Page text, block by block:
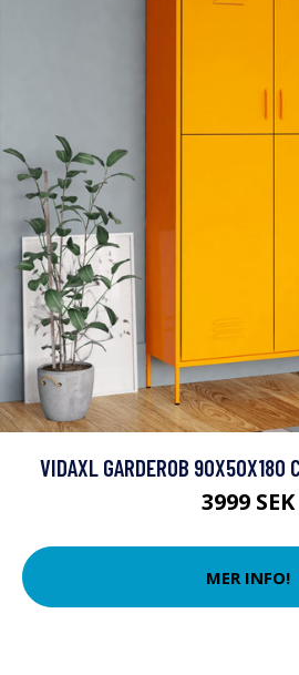
VIDAXL GARDEROB 90X50X180
3999 SEK
MER INFO!